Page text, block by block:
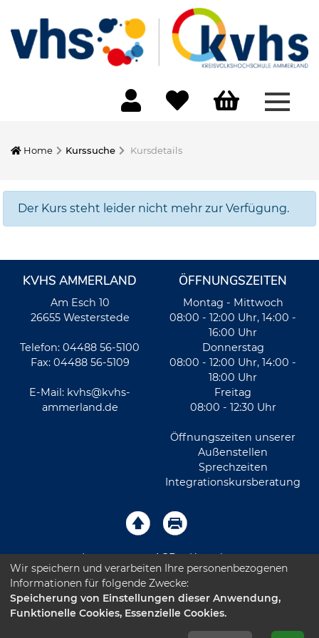
Home Kurssuche Kursdetails
Der Kurs steht leider nicht mehr zur Verfügung.
KVHS AMMERLAND
Am Esch 10
26655 Westerstede
Telefon: 04488 56-5100
Fax: 04488 56-5109
E-Mail: kvhs@kvhs-
ammerland.de
ÖFFNUNGSZEITEN
Montag - Mittwoch
08:00 - 12:00 Uhr, 14:00 -
16:00 Uhr
Donnerstag
08:00 - 12:00 Uhr, 14:00 -
18:00 Uhr
Freitag
08:00 - 12:30 Uhr
Öffnungszeiten unserer
Außenstellen
Sprechzeiten
Integrationskursberatung
Impressum AGB Kontakt
Sitemap Datenschutz Leichte Sprache
Barrierefreiheitserklärung
Wir speichern und verarbeiten Ihre personenbezogenen
Informationen für folgende Zwecke:
Speicherung von Einstellungen dieser Anwendung,
Funktionelle Cookies, Essenzielle Cookies.